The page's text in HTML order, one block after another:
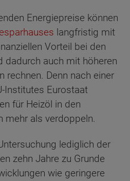
Energiepreise können
langfristig mit
Vorteil bei den
dadurch auch mit höheren
rechnen. Denn nach einer
Institutes Eurostaat
für Heizöl in den
mehr als verdoppeln.
lediglich der
zehn Jahre zu Grunde
wie geringere